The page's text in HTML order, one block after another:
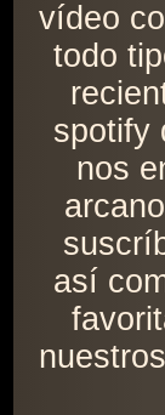
vídeo
todo
spotify
nos
así